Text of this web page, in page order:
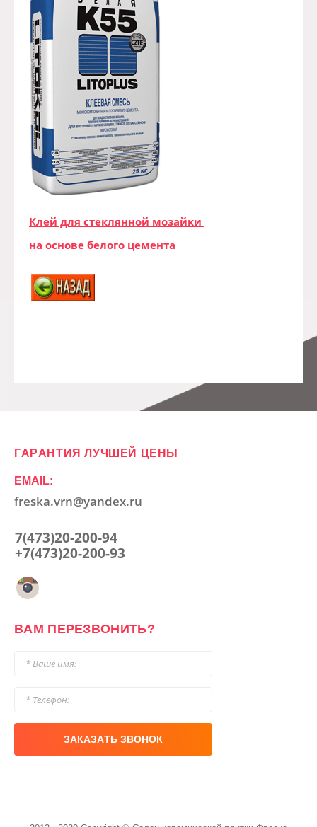
Клей для стеклянной мозайки
на основе белого цемента
ГАРАНТИЯ ЛУЧШЕЙ ЦЕНЫ
EMAIL:
freska.vrn@yandex.ru
7(473)20-200-94
+7(473)20-200-93
ВАМ ПЕРЕЗВОНИТЬ?
ЗАКАЗАТЬ ЗВОНОК